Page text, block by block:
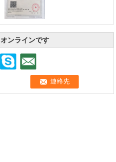
オンラインです